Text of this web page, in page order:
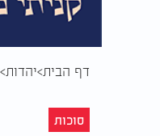
דף הבית יהדות
סוכות